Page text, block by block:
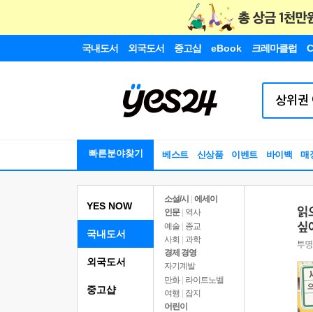
국내도서 외국도서 중고샵 eBook 크레마클럽
빠른분야찾기 베스트 신상품 이벤트 바이백 매
YES NOW
국내도서
소설/시
에세이
인문
역사
예술 | 종교
사회 | 과학
경제 경영
자기계발
만화 | 라이트노벨
여행
잡지
어린이
외국도서
중고샵